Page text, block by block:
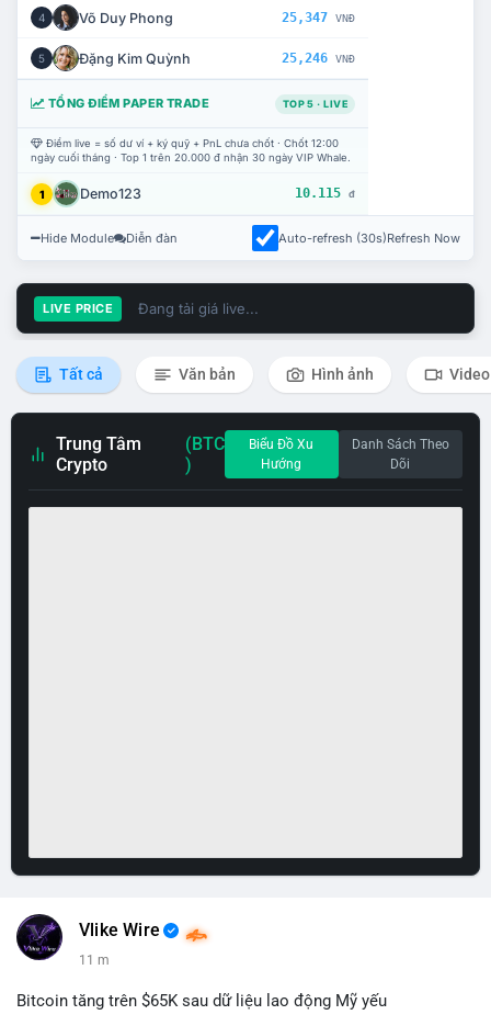
4 Võ Duy Phong 25,347 VNĐ
5 Đặng Kim Quỳnh 25,246 VNĐ
TỔNG ĐIỂM PAPER TRADE TOP 5 · LIVE
Điểm live = số dư ví + ký quỹ + PnL chưa chốt · Chốt 12:00
ngày cuối tháng · Top 1 trên 20.000 đ nhận 30 ngày VIP Whale.
1 Demo123 10.115 đ
Hide Module Diễn đàn Auto-refresh (30s)Refresh Now
LIVE PRICE Đang tải giá live...
Tất cả Văn bản Hình ảnh Video
Trung Tâm
Crypto
(BTC
)
Biểu Đồ Xu
Hướng
Danh Sách Theo
Dõi
Vlike Wire
11 m
Bitcoin tăng trên $65K sau dữ liệu lao động Mỹ yếu